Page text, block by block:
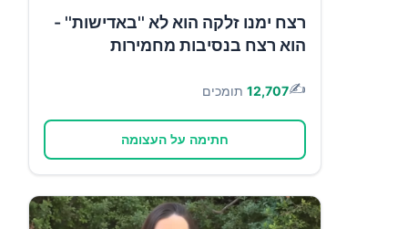
רצח ימנו זלקה הוא לא ''באדישות'' -
הוא רצח בנסיבות מחמירות
✍️
12,707 תומכים
חתימה על העצומה